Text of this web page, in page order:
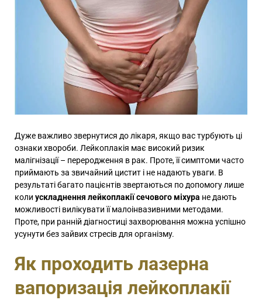
Дуже важливо звернутися до лікаря, якщо вас турбують ці
ознаки хвороби. Лейкоплакія має високий ризик
малігнізації – переродження в рак. Проте, її симптоми часто
приймають за звичайний цистит і не надають уваги. В
результаті багато пацієнтів звертаються по допомогу лише
коли ускладнення лейкоплакії сечового міхура не дають
можливості вилікувати її малоінвазивними методами.
Проте, при ранній діагностиці захворювання можна успішно
усунути без зайвих стресів для організму.
Як проходить лазерна
вапоризація лейкоплакії